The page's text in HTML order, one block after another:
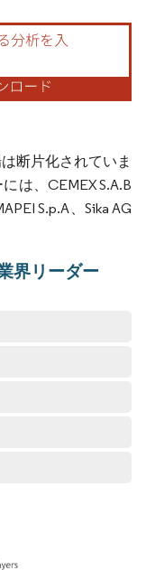
表示が必要です。
断片化されていま
は、CEMEX S.A.B
S.p.A、Sika AG
界リーダー